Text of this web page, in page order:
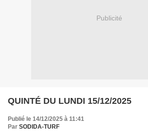
Publicité
QUINTÉ DU LUNDI 15/12/2025
Publié le 14/12/2025 à 11:41
Par SODIDA-TURF